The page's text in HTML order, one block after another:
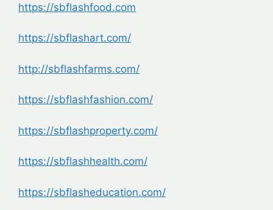
https://sbflashfood.com
https://sbflashart.com/
http://sbflashfarms.com/
https://sbflashfashion.com/
https://sbflashproperty.com/
https://sbflashhealth.com/
https://sbflasheducation.com/